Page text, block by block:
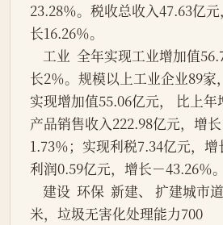
23.28％。税收总收入47.63亿
长16.26％。
长2％。规模以上工业企业89家，
实现增加值55.06亿元， 比上年
产品销售收入222.98亿元，增
1.73％；实现利税7.34亿元，
利润0.59亿元，增长－43.26％。
米，垃圾无害化处理能力700